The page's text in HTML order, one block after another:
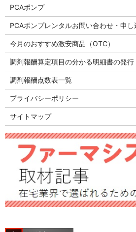
PCAポンプ
PCAポンプレンタルお問い合わせ・申し
今月のおすすめ激安商品（OTC）
調剤報酬算定項目の分かる明細書の発行
調剤報酬点数表一覧
プライバシーポリシー
サイトマップ